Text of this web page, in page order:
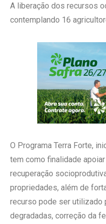
A liberação dos recursos
contemplando 16
O Programa Terra Forte,
tem como finalidade
recuperação
propriedades, além de
recurso pode ser utilizado
degradadas, correção da